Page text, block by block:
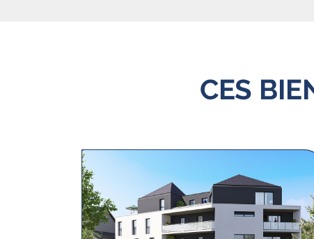
CES